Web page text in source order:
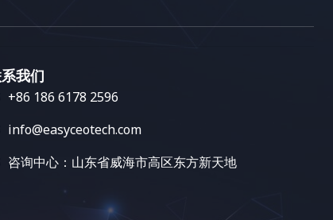
我们
+86 186 6178 2596
info@easyceotech.com
咨询中心：山东省威海市高区东方新天地